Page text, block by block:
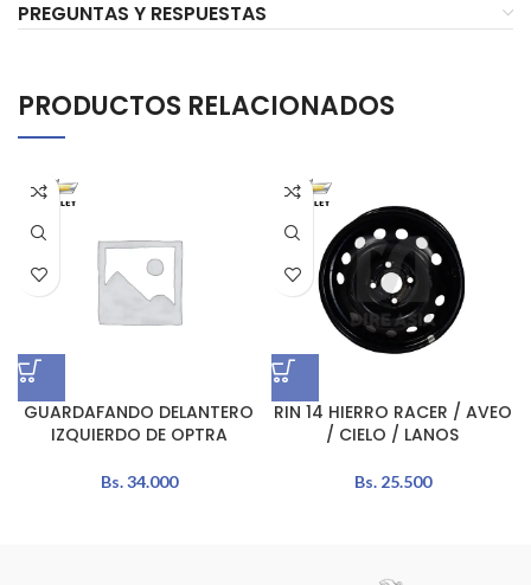
PREGUNTAS Y RESPUESTAS
PRODUCTOS RELACIONADOS
GUARDAFANDO DELANTERO
IZQUIERDO DE OPTRA
Bs.34.000
RIN 14 HIERRO RACER / AVEO
/ CIELO / LANOS
Bs.25.500